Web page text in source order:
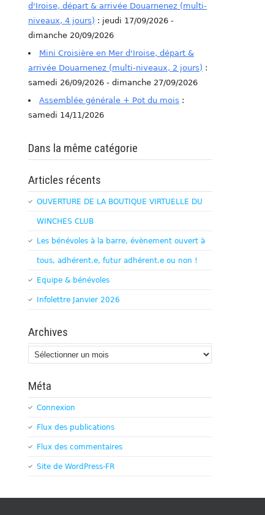
d'Iroise, départ & arrivée Douarnenez (multi-
niveaux, 4 jours) : jeudi 17/09/2026 -
dimanche 20/09/2026
Mini Croisière en Mer d'Iroise, départ &
arrivée Douarnenez (multi-niveaux, 2 jours) :
samedi 26/09/2026 - dimanche 27/09/2026
Assemblée générale + Pot du mois :
samedi 14/11/2026
Dans la même catégorie
Articles récents
OUVERTURE DE LA BOUTIQUE VIRTUELLE DU
WINCHES CLUB
Les bénévoles à la barre, évènement ouvert à
tous, adhérent.e, futur adhérent.e ou non !
Equipe & bénévoles
Infolettre Janvier 2026
Archives
Archives
Méta
Connexion
Flux des publications
Flux des commentaires
Site de WordPress-FR